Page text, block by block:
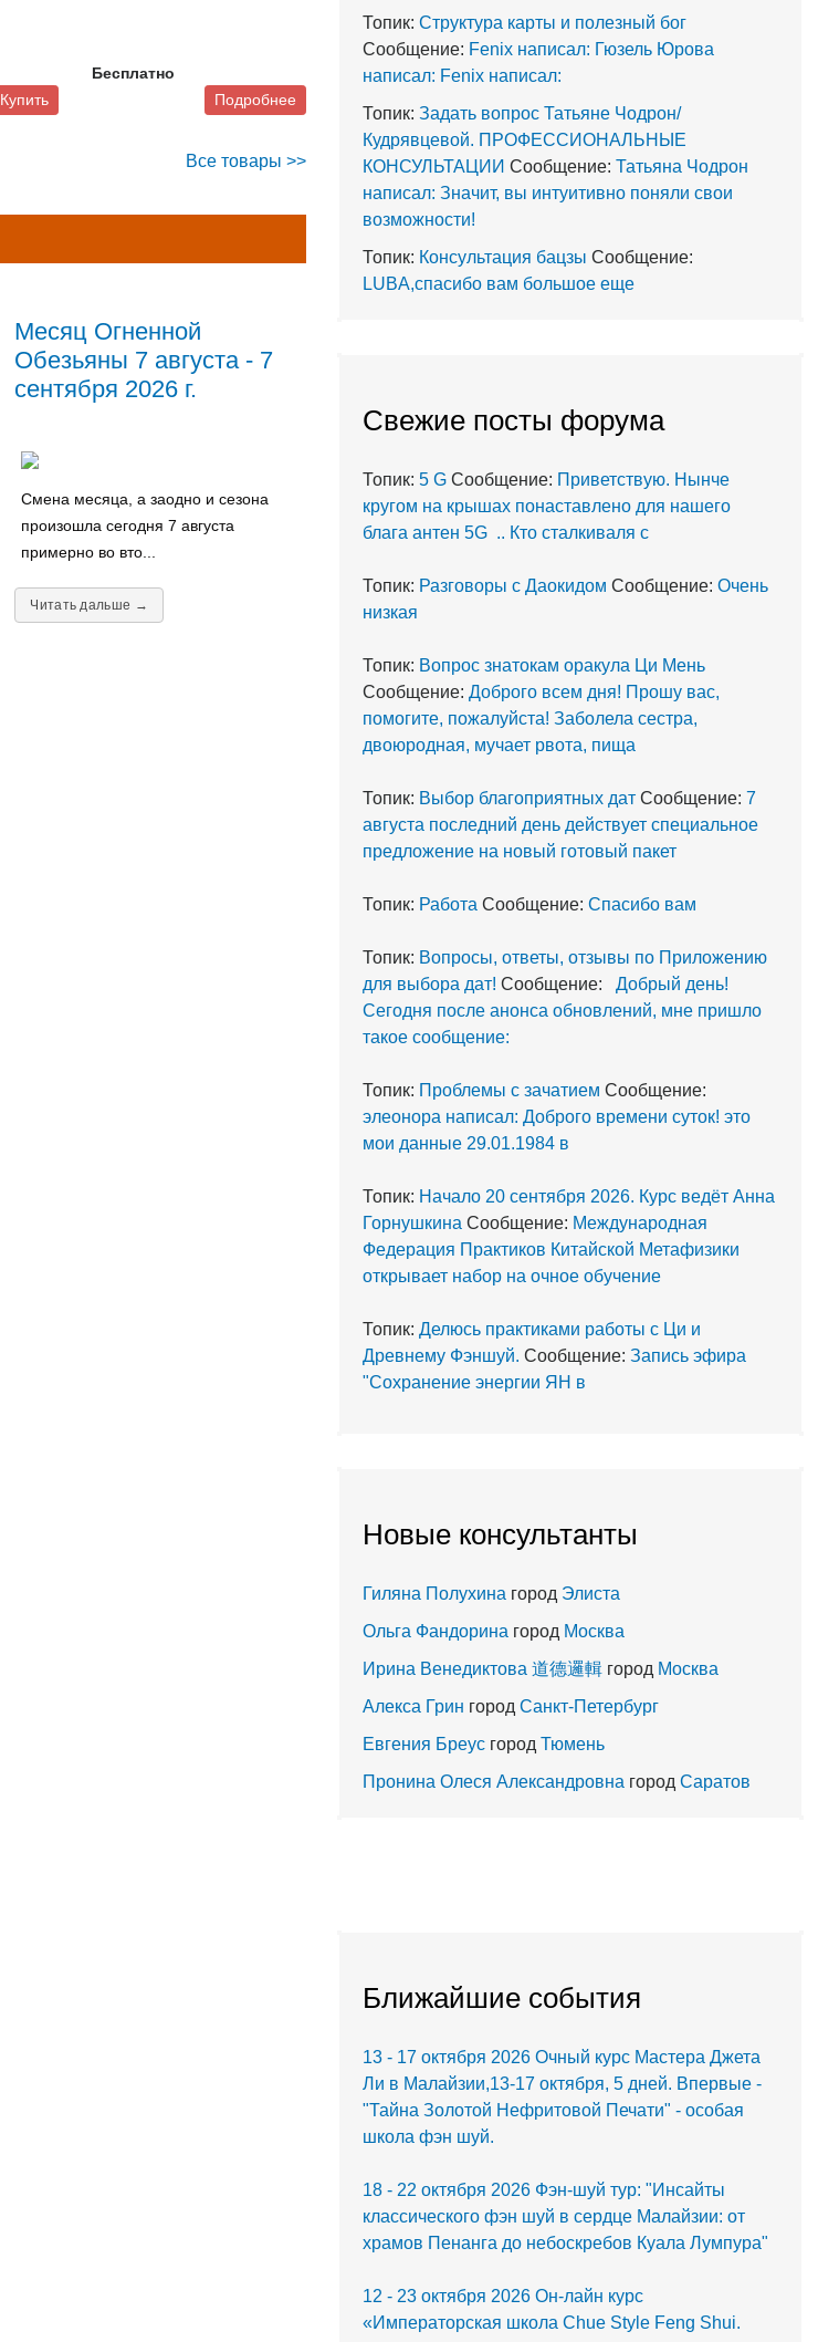
Купить
Бесплатно
Подробнее
Все товары >>
Месяц Огненной
Обезьяны 7 августа - 7
сентября 2026 г.
Смена месяца, а заодно и сезона
произошла сегодня 7 августа
примерно во вто...
Читать дальше →
Топик: Структура карты и полезный бог
Сообщение: Fenix написал: Гюзель Юрова
написал: Fenix написал:
Топик: Задать вопрос Татьяне Чодрон/
Кудрявцевой. ПРОФЕССИОНАЛЬНЫЕ
КОНСУЛЬТАЦИИ Сообщение: Татьяна Чодрон
написал: Значит, вы интуитивно поняли свои
возможности!
Топик: Консультация бацзы Сообщение:
LUBA,спасибо вам большое еще
Cвежие посты форума
Топик: 5 G Сообщение: Приветствую. Нынче
кругом на крышах понаставлено для нашего
блага антен 5G .. Кто сталкиваля с
Топик: Разговоры с Даокидом Сообщение: Очень
низкая
Топик: Вопрос знатокам оракула Ци Мень
Сообщение: Доброго всем дня! Прошу вас,
помогите, пожалуйста! Заболела сестра,
двоюродная, мучает рвота, пища
Топик: Выбор благоприятных дат Сообщение: 7
августа последний день действует специальное
предложение на новый готовый пакет
Топик: Работа Сообщение: Спасибо вам
Топик: Вопросы, ответы, отзывы по Приложению
для выбора дат! Сообщение:
Добрый день!
Сегодня после анонса обновлений, мне пришло
такое сообщение:
Топик: Проблемы с зачатием Сообщение:
элеонора написал: Доброго времени суток! это
мои данные 29.01.1984 в
Топик: Начало 20 сентября 2026. Курс ведёт Анна
Горнушкина Сообщение: Международная
Федерация Практиков Китайской Метафизики
открывает набор на очное обучение
Топик: Делюсь практиками работы с Ци и
Древнему Фэншуй. Сообщение: Запись эфира
"Сохранение энергии ЯН в
Новые консультанты
Гиляна Полухина город Элиста
Ольга Фандорина город Москва
Ирина Венедиктова 道德邏輯 город Москва
Алекса Грин город Санкт-Петербург
Евгения Бреус город Тюмень
Пронина Олеся Александровна город Саратов
Ближайшие события
13 - 17 октября 2026 Очный курс Мастера Джета
Ли в Малайзии,13-17 октября, 5 дней. Впервые -
"Тайна Золотой Нефритовой Печати" - особая
школа фэн шуй.
18 - 22 октября 2026 Фэн-шуй тур: "Инсайты
классического фэн шуй в сердце Малайзии: от
храмов Пенанга до небоскребов Куала Лумпура"
12 - 23 октября 2026 Он-лайн курс
«Императорская школа Chue Style Feng Shui.